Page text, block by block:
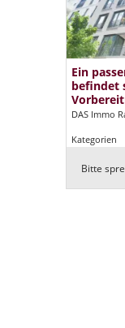
Ein
befindet
DAS Immo
Kategorien
Bitte